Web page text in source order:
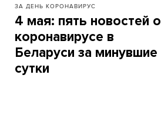
ЗА ДЕНЬ КОРОНАВИРУС
4 мая: пять новостей о
коронавирусе в
Беларуси за минувшие
сутки